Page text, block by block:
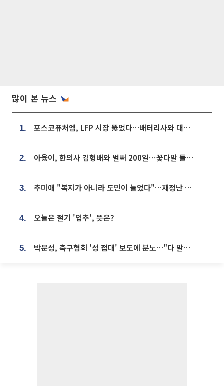
많이 본 뉴스
1. 포스코퓨처엠, LFP 시장 뚫었다…배터리사와 대규모 장기 공급 합의
2. 아옳이, 한의사 김형배와 벌써 200일⋯꽃다발 들고 "프러포즈 아냐"
3. 추미애 "복지가 아니라 도민이 늘었다"…재정난 책임론 정면돌파
4. 오늘은 절기 '입추', 뜻은?
5. 박문성, 축구협회 '성 접대' 보도에 분노…"다 말아먹으려고 작정했나"